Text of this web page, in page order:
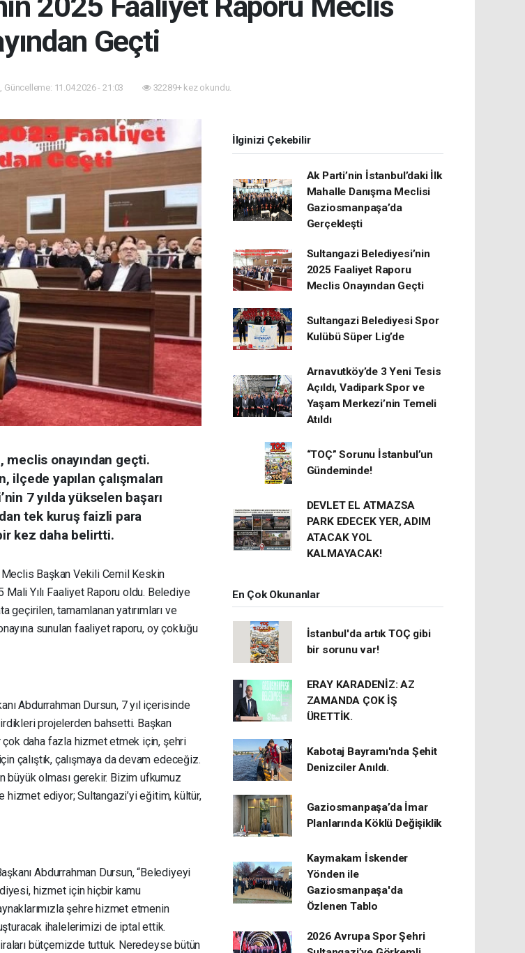
Geçti
Güncelleme: 11.04.2026 - 21:03 32289+ kez okundu.
meclis onayından geçti.
ilçede yapılan çalışmaları
7 yılda yükselen başarı
tek kuruş faizli para
kez daha belirtti.
Başkan Vekili Cemil Keskin
Mali Yılı Faaliyet Raporu oldu. Belediye
geçirilen, tamamlanan yatırımları ve
sunulan faaliyet raporu, oy çokluğu
Abdurrahman Dursun, 7 yıl içerisinde
projelerden bahsetti. Başkan
çok daha fazla hizmet etmek için, şehri
çalıştık, çalışmaya da devam edeceğiz.
büyük olması gerekir. Bizim ufkumuz
hizmet ediyor; Sultangazi’yi eğitim, kültür,
Abdurrahman Dursun, “Belediyeyi
hizmet için hiçbir kamu
şehre hizmet etmenin
ihalelerimizi de iptal ettik.
bütçemizde tuttuk. Neredeyse bütün
İlginizi Çekebilir
Ak Parti’nin İstanbul’daki İlk
Mahalle Danışma Meclisi
Gaziosmanpaşa’da
Gerçekleşti
Sultangazi Belediyesi’nin
2025 Faaliyet Raporu
Meclis Onayından Geçti
Sultangazi Belediyesi Spor
Kulübü Süper Lig’de
Arnavutköy’de 3 Yeni Tesis
Açıldı, Vadipark Spor ve
Yaşam Merkezi’nin Temeli
Atıldı
“TOÇ” Sorunu İstanbul’un
Gündeminde!
DEVLET EL ATMAZSA
PARK EDECEK YER, ADIM
ATACAK YOL
KALMAYACAK!
En Çok Okunanlar
İstanbul'da artık TOÇ gibi
bir sorunu var!
ERAY KARADENİZ: AZ
ZAMANDA ÇOK İŞ
ÜRETTİK.
Kabotaj Bayramı'nda Şehit
Denizciler Anıldı.
Gaziosmanpaşa’da İmar
Planlarında Köklü Değişiklik
Kaymakam İskender
Yönden ile
Gaziosmanpaşa'da
Özlenen Tablo
2026 Avrupa Spor Şehri